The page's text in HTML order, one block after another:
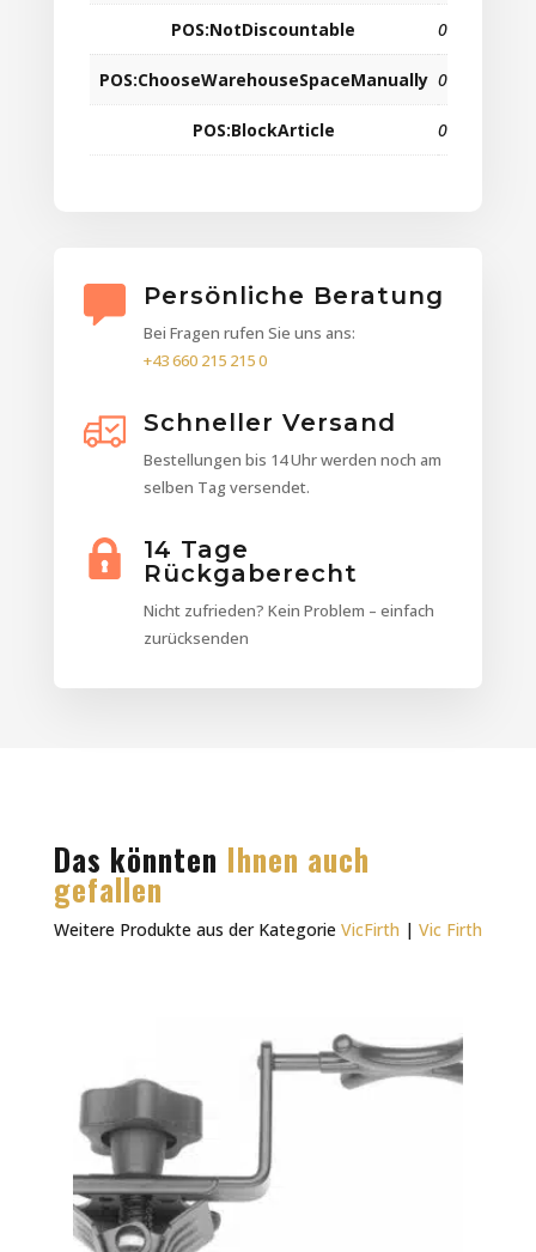
POS:NotDiscountable 0
POS:ChooseWarehouseSpaceManually 0
POS:BlockArticle 0
Persönliche Beratung
Bei Fragen rufen Sie uns ans:
+43 660 215 215 0
Schneller Versand
Bestellungen bis 14 Uhr werden noch am
selben Tag versendet.
14 Tage
Rückgaberecht
Nicht zufrieden? Kein Problem – einfach
zurücksenden
Das könnten Ihnen auch
gefallen
Weitere Produkte aus der Kategorie VicFirth | Vic Firth